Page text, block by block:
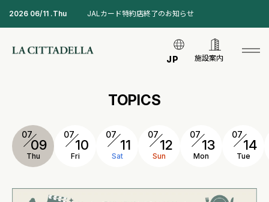
2026 06/11 .Thu JALカード特約店終了のお知らせ
JP 施設案内
TOPICS
07
09
Thu
07
10
Fri
07
11
Sat
07
12
Sun
07
13
Mon
07
14
Tue